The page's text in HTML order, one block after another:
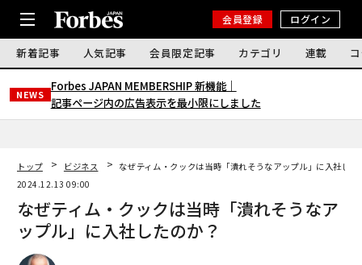
会員登録 ログイン
新着記事 人気記事 会員限定記事 カテゴリ 連載
NEWS
Forbes JAPAN MEMBERSHIP 新機能｜
記事ページ内の広告表示を最小限にしました
トップ ビジネス
なぜティム・クックは当時「潰れそうなアップル」に入社した
2024.12.13 09:00
なぜティム・クックは当時「潰れそうなア
ップル」に入社したのか？